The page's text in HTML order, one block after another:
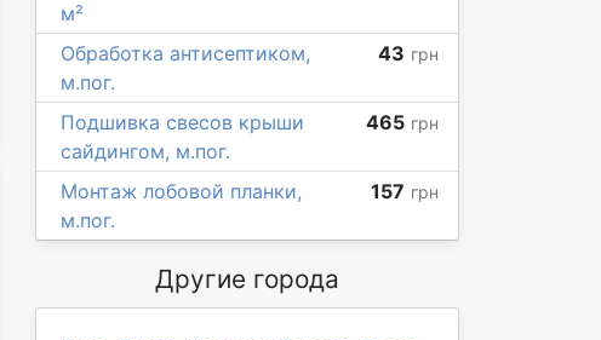
м²
Обработка антисептиком,
м.пог.
43 грн
Подшивка свесов крыши
сайдингом, м.пог.
465 грн
Монтаж лобовой планки,
м.пог.
157 грн
Другие города